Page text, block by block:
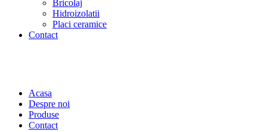
Bricolaj
Hidroizolatii
Placi ceramice
Contact
Acasa
Despre noi
Produse
Contact